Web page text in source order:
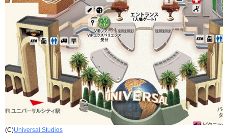
(C)Universal Studios